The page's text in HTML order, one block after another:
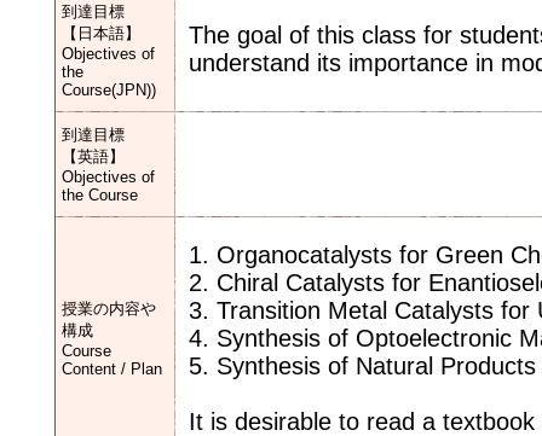
到達目標
【日本語】
Objectives of
the
Course(JPN))
The goal of this class for
understand its importance in
到達目標
【英語】
Objectives of
the Course
授業の内容や
構成
Course
Content / Plan
1. Organocatalysts for Green
2. Chiral Catalysts for
3. Transition Metal Catalysts for
4. Synthesis of Optoelectronic
5. Synthesis of Natural
It is desirable to read a